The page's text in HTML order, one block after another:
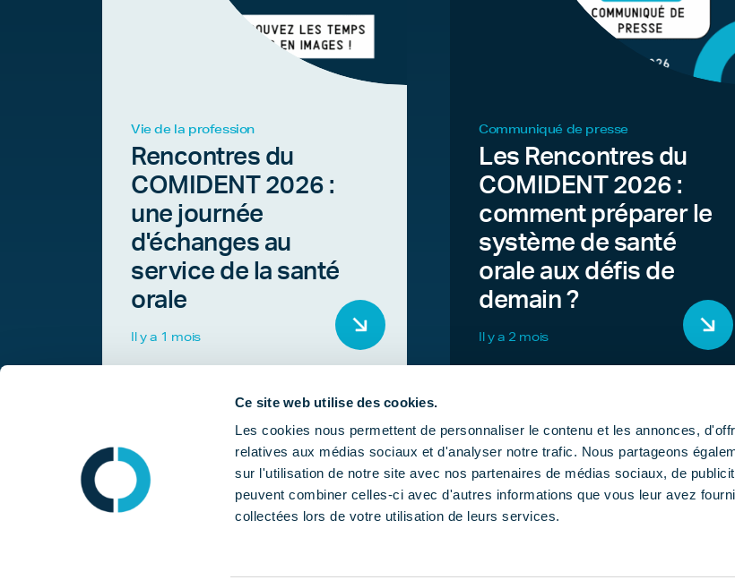
Ce site web utilise des cookies.
Les cookies nous permettent de personnaliser le contenu et les annonces,
relatives aux médias sociaux et d'analyser notre trafic. Nous partageons
sur l'utilisation de notre site avec nos partenaires de médias sociaux, de
peuvent combiner celles-ci avec d'autres informations que vous leur avez
collectées lors de votre utilisation de leurs services.
Vie de la profession
Rencontres du
COMIDENT 2026 :
une journée
d'échanges au
service de la santé
orale
Il y a 1 mois
Communiqué de presse
Les Rencontres du
COMIDENT 2026 :
comment préparer le
système de santé
orale aux défis de
demain ?
Il y a 2 mois
Publications